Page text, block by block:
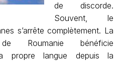
de discorde.
Souvent, le
s’arrête complètement. La
Roumanie bénéficie
propre langue depuis la